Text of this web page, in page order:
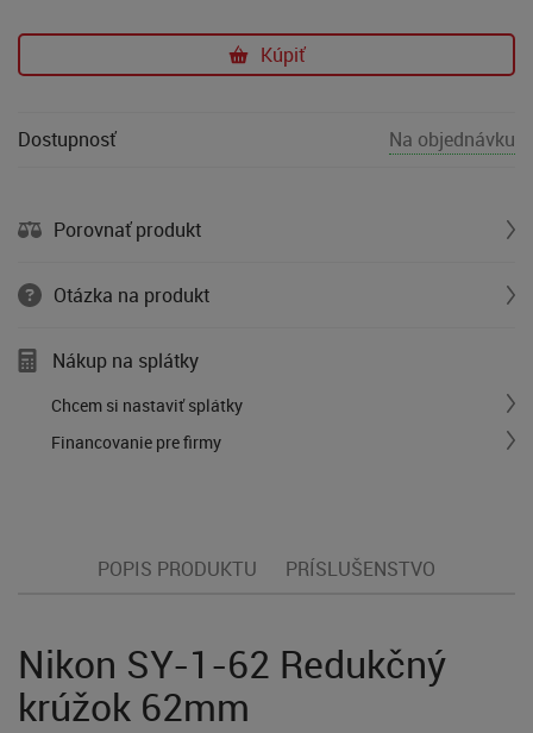
Kúpiť
Dostupnosť Na objednávku
Porovnať produkt
Otázka na produkt
Nákup na splátky
Chcem si nastaviť splátky
Financovanie pre firmy
POPIS PRODUKTU PRÍSLUŠENSTVO
Nikon SY-1-62 Redukčný
krúžok 62mm